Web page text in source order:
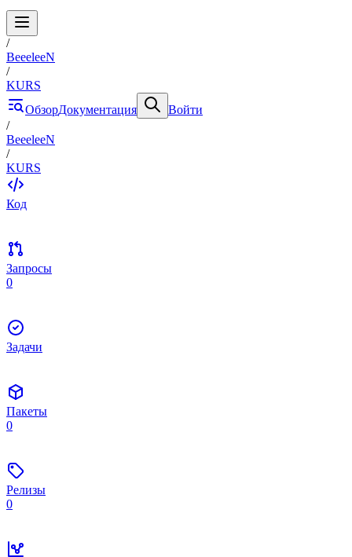
/
BeeeleeN
/
KURS
ОбзорДокументация
Войти
/
BeeeleeN
/
KURS
Код
Запросы
0
Задачи
Пакеты
0
Релизы
0